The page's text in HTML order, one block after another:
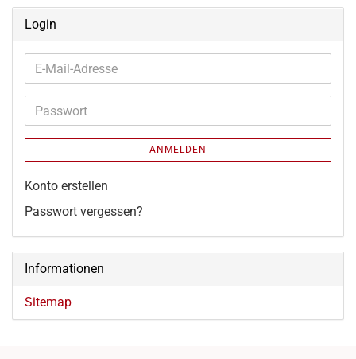
Login
E-
Mail-
Adresse
Passwort
ANMELDEN
Konto erstellen
Passwort vergessen?
Informationen
Sitemap